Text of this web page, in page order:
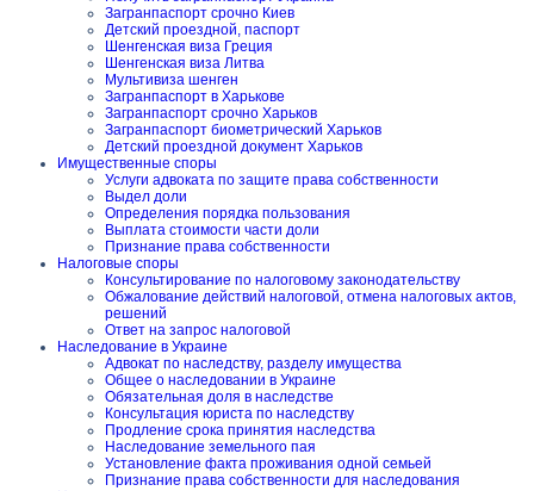
Загранпаспорт срочно Киев
Детский проездной, паспорт
Шенгенская виза Греция
Шенгенская виза Литва
Мультивиза шенген
Загранпаспорт в Харькове
Загранпаспорт срочно Харьков
Загранпаспорт биометрический Харьков
Детский проездной документ Харьков
Имущественные споры
Услуги адвоката по защите права собственности
Выдел доли
Определения порядка пользования
Выплата стоимости части доли
Признание права собственности
Налоговые споры
Консультирование по налоговому законодательству
Обжалование действий налоговой, отмена налоговых актов,
решений
Ответ на запрос налоговой
Наследование в Украине
Адвокат по наследству, разделу имущества
Общее о наследовании в Украине
Обязательная доля в наследстве
Консультация юриста по наследству
Продление срока принятия наследства
Наследование земельного пая
Установление факта проживания одной семьей
Признание права собственности для наследования